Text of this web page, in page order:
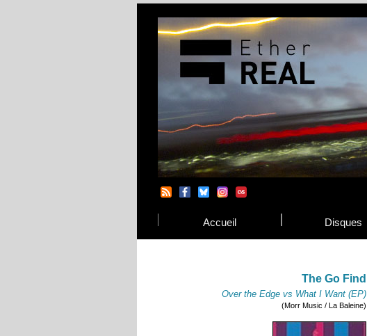
Accueil Disques
The Go Find
Over the Edge vs What I Want (EP)
(Morr Music / La Baleine)